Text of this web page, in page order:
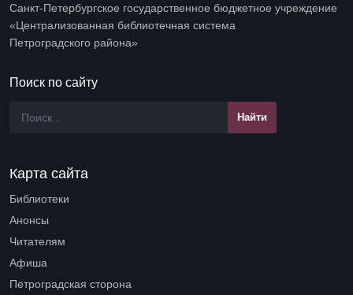
Санкт-Петербургское государственное бюджетное учреждение
«Централизованная библиотечная система
Петроградского района»
Поиск по сайту
Карта сайта
Библиотеки
Анонсы
Читателям
Афиша
Петроградская сторона